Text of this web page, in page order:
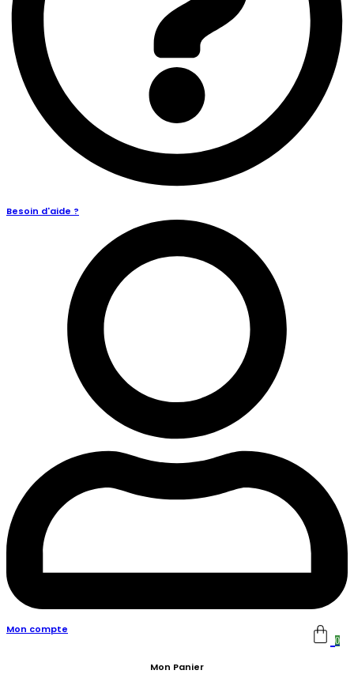
Besoin d'aide ?
Mon compte
0
Mon Panier